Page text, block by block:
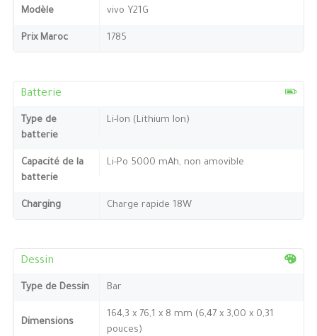
Modèle vivo Y21G
Prix Maroc 1785
Batterie
Type de
batterie
Li-Ion (Lithium Ion)
Capacité de la
batterie
Li-Po 5000 mAh, non amovible
Charging Charge rapide 18W
Dessin
Type de Dessin Bar
Dimensions
164,3 x 76,1 x 8 mm (6,47 x 3,00 x 0,31
pouces)